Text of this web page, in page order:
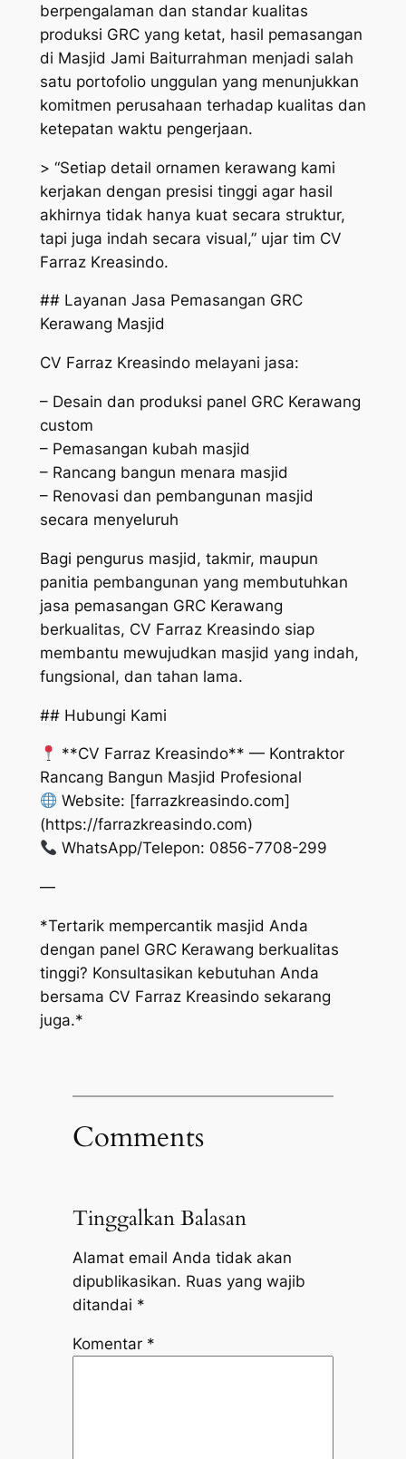
berpengalaman dan standar kualitas
produksi GRC yang ketat, hasil pemasangan
di Masjid Jami Baiturrahman menjadi salah
satu portofolio unggulan yang menunjukkan
komitmen perusahaan terhadap kualitas dan
ketepatan waktu pengerjaan.
> “Setiap detail ornamen kerawang kami
kerjakan dengan presisi tinggi agar hasil
akhirnya tidak hanya kuat secara struktur,
tapi juga indah secara visual,” ujar tim CV
Farraz Kreasindo.
## Layanan Jasa Pemasangan GRC
Kerawang Masjid
CV Farraz Kreasindo melayani jasa:
– Desain dan produksi panel GRC Kerawang
custom
– Pemasangan kubah masjid
– Rancang bangun menara masjid
– Renovasi dan pembangunan masjid
secara menyeluruh
Bagi pengurus masjid, takmir, maupun
panitia pembangunan yang membutuhkan
jasa pemasangan GRC Kerawang
berkualitas, CV Farraz Kreasindo siap
membantu mewujudkan masjid yang indah,
fungsional, dan tahan lama.
## Hubungi Kami
**CV Farraz Kreasindo** — Kontraktor
Rancang Bangun Masjid Profesional
Website: [farrazkreasindo.com]
(https://farrazkreasindo.com)
WhatsApp/Telepon: 0856-7708-299
—
*Tertarik mempercantik masjid Anda
dengan panel GRC Kerawang berkualitas
tinggi? Konsultasikan kebutuhan Anda
bersama CV Farraz Kreasindo sekarang
juga.*
Comments
Tinggalkan Balasan
Alamat email Anda tidak akan
dipublikasikan. Ruas yang wajib
ditandai *
Komentar *